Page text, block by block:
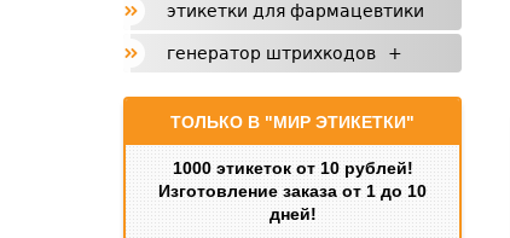
этикетки для фармацевтики
генератор штрихкодов +
ТОЛЬКО В "МИР ЭТИКЕТКИ"
1000 этикеток от 10 рублей!
Изготовление заказа от 1 до 10
дней!